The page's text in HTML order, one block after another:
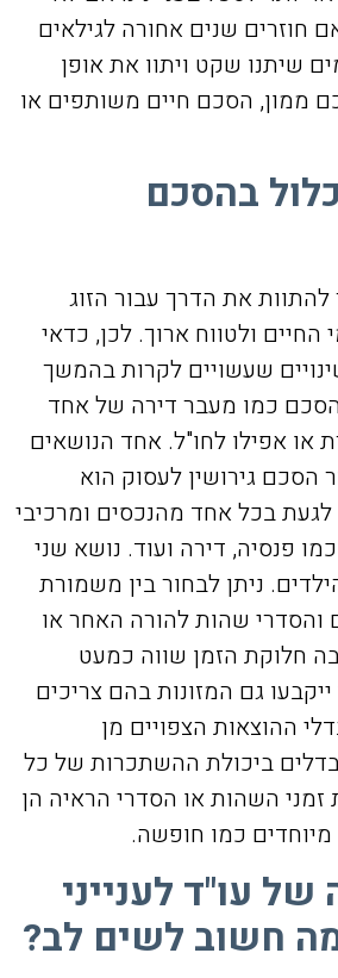
חוזרים שנים אחורה לגילאים
שיתנו שקט ויתוו את אופן
ממון, הסכם חיים משותפים או
בהסכם
להתוות את הדרך עבור הזוג
ולטווח ארוך. לכן, כדאי
שעשויים לקרות בהמשך
כמו מעבר דירה של אחד
או אפילו לחו"ל. אחד הנושאים
הסכם גירושין לעסוק הוא
בכל אחד מהנכסים ומרכיבי
פנסיה, דירה ועוד. נושא שני
ניתן לבחור בין משמורת
שהות להורה האחר או
חלוקת הזמן שווה כמעט
גם המזונות בהם צריכים
ההוצאות הצפויים מן
ביכולת ההשתכרות של כל
השהות או הסדרי הראיה הן
כמו חופשה.
של עו"ד לענייני
חשוב לשים לב?